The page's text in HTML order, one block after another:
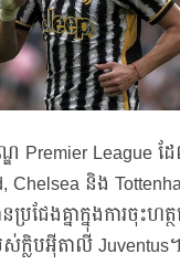
Premier League ដ
Chelsea និង
រជែងគ្នាក្នុងការចុះហត្
ស់ក្លិបអ៊ីតាលី Juventus។